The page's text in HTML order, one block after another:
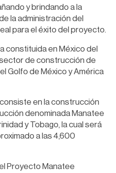
y brindando a la
la administración del
para el éxito del proyecto.
constituida en México del
de construcción de
Golfo de México y América
en la construcción
denominada Manatee
y Tobago, la cual será
a las 4,600
Proyecto Manatee